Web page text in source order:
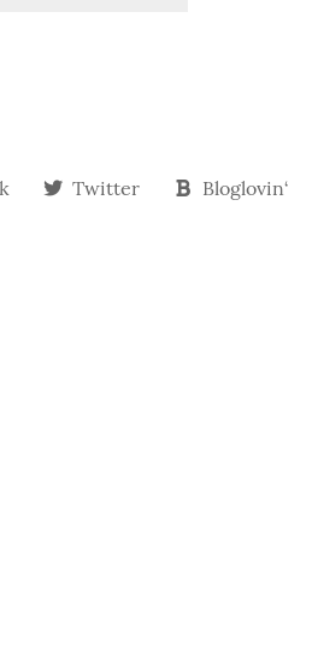
Twitter Bloglovin‘